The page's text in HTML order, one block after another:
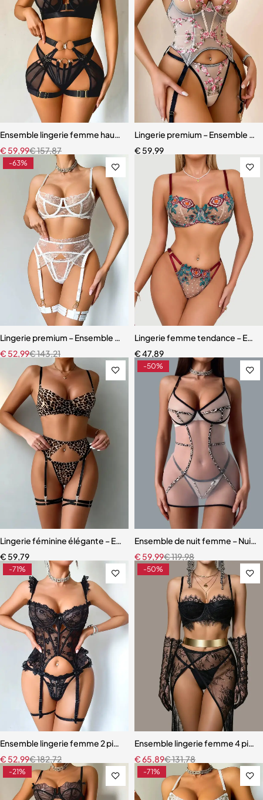
Ensemble lingerie femme haut de gamme – Design exclusif avec
€157,87
€ 59,99
Lingerie premium – Ensemble
€ 59,99
-63%
Lingerie premium – Ensemble en broderie florale avec soutien-
€143,21
€ 52,99
Lingerie femme tendance –
€47,89
Lingerie féminine élégante – Ensemble en dentelle léopard avec
€ 59,79
-50%
Ensemble de nuit femme –
€119,98
€ 59,99
-71%
Ensemble lingerie femme 2 pièces – Dentelle à cils et broderie
€182,72
€ 52,99
-50%
Ensemble lingerie femme 4
€131,78
€65,89
-21% -71%